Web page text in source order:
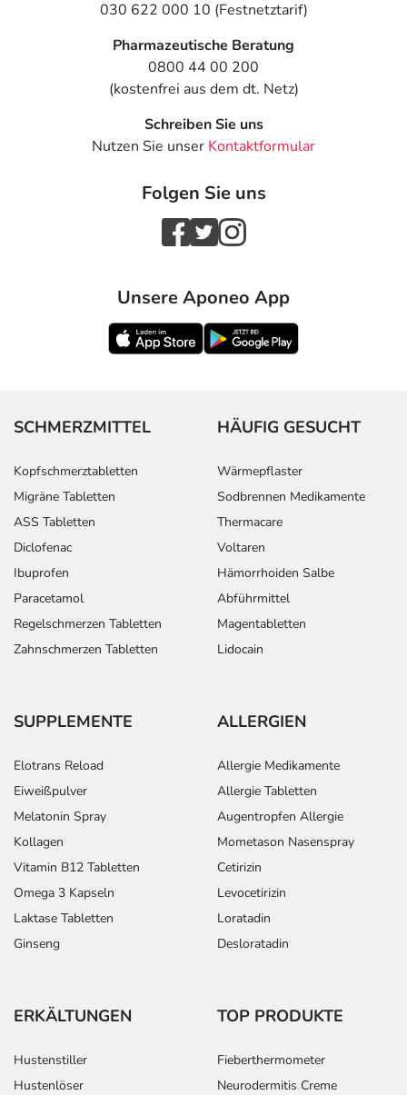
030 622 000 10 (Festnetztarif)
Pharmazeutische Beratung
0800 44 00 200
(kostenfrei aus dem dt. Netz)
Schreiben Sie uns
Nutzen Sie unser Kontaktformular
Folgen Sie uns
Unsere Aponeo App
SCHMERZMITTEL
Kopfschmerztabletten
Migräne Tabletten
ASS Tabletten
Diclofenac
Ibuprofen
Paracetamol
Regelschmerzen Tabletten
Zahnschmerzen Tabletten
HÄUFIG GESUCHT
Wärmepflaster
Sodbrennen Medikamente
Thermacare
Voltaren
Hämorrhoiden Salbe
Abführmittel
Magentabletten
Lidocain
SUPPLEMENTE
Elotrans Reload
Eiweißpulver
Melatonin Spray
Kollagen
Vitamin B12 Tabletten
Omega 3 Kapseln
Laktase Tabletten
Ginseng
ALLERGIEN
Allergie Medikamente
Allergie Tabletten
Augentropfen Allergie
Mometason Nasenspray
Cetirizin
Levocetirizin
Loratadin
Desloratadin
ERKÄLTUNGEN
Hustenstiller
Hustenlöser
TOP PRODUKTE
Fieberthermometer
Neurodermitis Creme